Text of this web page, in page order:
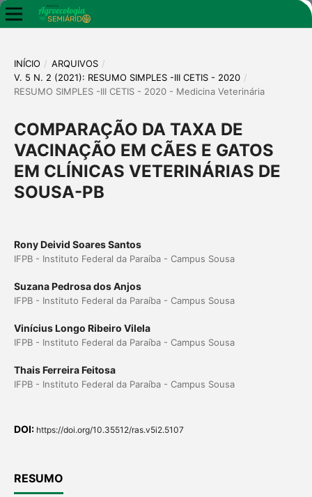
INÍCIO / ARQUIVOS /
V. 5 N. 2 (2021): RESUMO SIMPLES -III CETIS - 2020 /
RESUMO SIMPLES -III CETIS - 2020 - Medicina Veterinária
COMPARAÇÃO DA TAXA DE
VACINAÇÃO EM CÃES E GATOS
EM CLÍNICAS VETERINÁRIAS DE
SOUSA-PB
Rony Deivid Soares Santos
IFPB - Instituto Federal da Paraíba - Campus Sousa
Suzana Pedrosa dos Anjos
IFPB - Instituto Federal da Paraíba - Campus Sousa
Vinícius Longo Ribeiro Vilela
IFPB - Instituto Federal da Paraíba - Campus Sousa
Thais Ferreira Feitosa
IFPB - Instituto Federal da Paraíba - Campus Sousa
DOI: https://doi.org/10.35512/ras.v5i2.5107
RESUMO